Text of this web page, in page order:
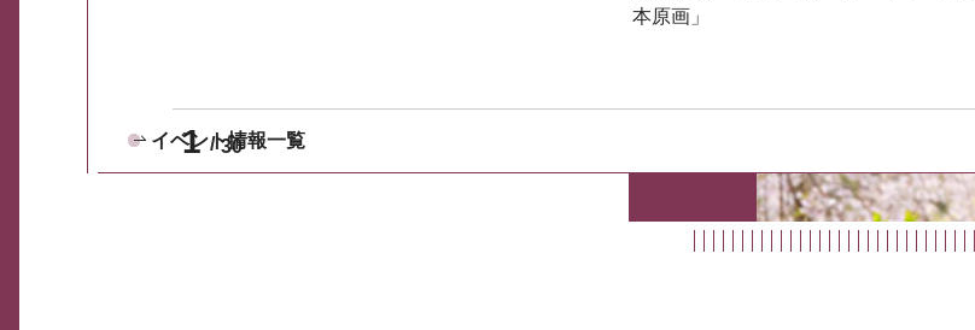
1 30
本原画」
イベント情報一覧